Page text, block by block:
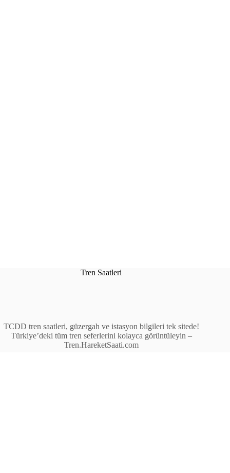
Tren Saatleri
TCDD tren saatleri, güzergah ve istasyon bilgileri tek sitede!
Türkiye’deki tüm tren seferlerini kolayca görüntüleyin –
Tren.HareketSaati.com